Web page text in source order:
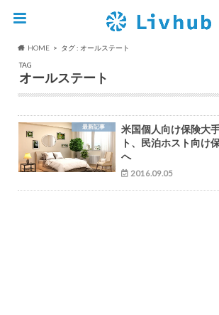
HOME
タグ : オールステート
TAG
オールステート
最新記事
米国個人向け保険大
ト、民泊ホスト向け
へ
2016.09.05